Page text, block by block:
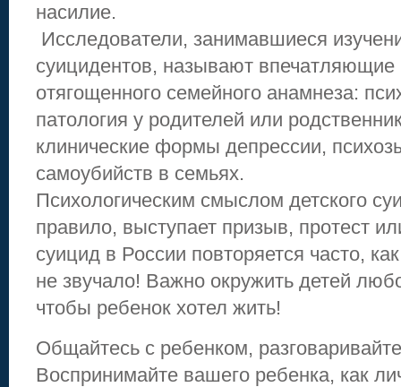
насилие.
Исследователи, занимавшиеся
суицидентов, называют
отягощенного семейного анамнеза:
патология у родителей или
клинические формы депрессии,
самоубийств в семьях.
Психологическим смыслом детского
правило, выступает призыв, протест
суицид в России повторяется часто,
не звучало! Важно окружить детей
чтобы ребенок хотел жить!
Общайтесь с ребенком,
Воспринимайте вашего ребенка, как